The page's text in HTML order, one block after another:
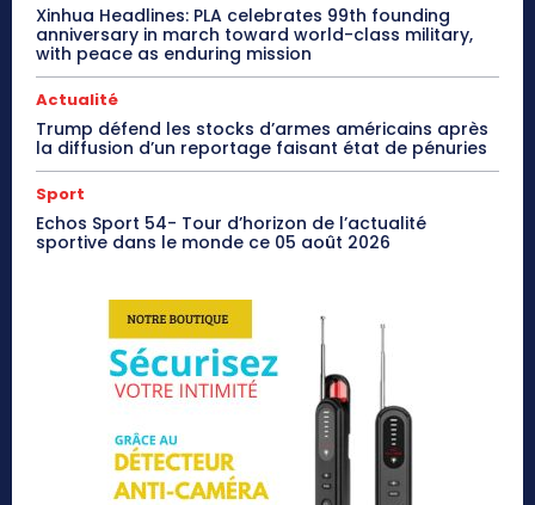
Xinhua Headlines: PLA celebrates 99th founding
anniversary in march toward world-class military,
with peace as enduring mission
Actualité
Trump défend les stocks d’armes américains après
la diffusion d’un reportage faisant état de pénuries
Sport
Echos Sport 54- Tour d’horizon de l’actualité
sportive dans le monde ce 05 août 2026